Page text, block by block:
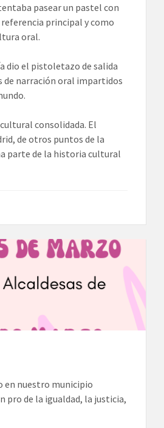
pasear un pastel con
principal y como
oral.
dio el pistoletazo de salida
de narración oral impartidos
consolidada. El
de otros puntos de la
parte de la historia cultural
en nuestro municipio
pro de la igualdad, la justicia,